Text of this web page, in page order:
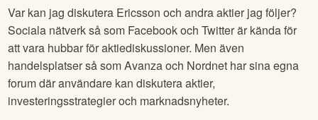
Var kan jag diskutera Ericsson och andra aktier jag följer?
Sociala nätverk så som Facebook och Twitter är kända för
att vara hubbar för aktiediskussioner. Men även
handelsplatser så som Avanza och Nordnet har sina egna
forum där användare kan diskutera aktier,
investeringsstrategier och marknadsnyheter.